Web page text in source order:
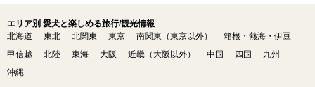
エリア別 愛犬と楽しめる旅行/観光情報
北海道
東北 北関東 東京 南関東（東京以外）
箱根・熱海・伊豆
甲信越
北陸 東海 大阪 近畿（大阪以外） 中国 四国
九州
沖縄